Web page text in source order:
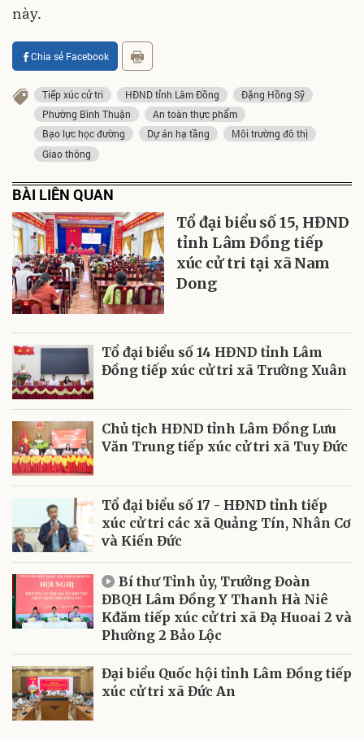
này.
Chia sẻ Facebook
Tiếp xúc cử tri HĐND tỉnh Lâm Đồng
Đặng Hồng Sỹ
Phường Bình Thuận
An toàn thực phẩm
Bạo lực học đường
Dự án hạ tầng
Môi trường đô thị
Giao thông
BÀI LIÊN QUAN
Tổ đại biểu số 15, HĐND
tỉnh Lâm Đồng tiếp
xúc cử tri tại xã Nam
Dong
Tổ đại biểu số 14 HĐND tỉnh Lâm
Đồng tiếp xúc cử tri xã Trường Xuân
Chủ tịch HĐND tỉnh Lâm Đồng Lưu
Văn Trung tiếp xúc cử tri xã Tuy Đức
Tổ đại biểu số 17 - HĐND tỉnh tiếp
xúc cử tri các xã Quảng Tín, Nhân Cơ
và Kiến Đức
Bí thư Tỉnh ủy, Trưởng Đoàn
ĐBQH Lâm Đồng Y Thanh Hà Niê
Kđăm tiếp xúc cử tri xã Đạ Huoai 2 và
Phường 2 Bảo Lộc
Đại biểu Quốc hội tỉnh Lâm Đồng tiếp
xúc cử tri xã Đức An